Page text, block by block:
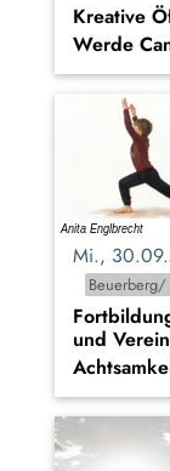
Kreative
Werde
Mi.,
Beuerberg/
und